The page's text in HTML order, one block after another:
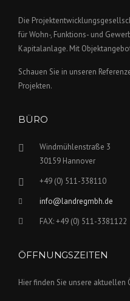
Die
für Wohn-, Funktions- und
Kapitalanlage. Mit
Schauen Sie in unseren
Projekten.
BÜRO
Windmühlenstraße 3
30159 Hannover
+49 (0) 511-338110
info@landregmbh.de
FAX: +49 (0) 511-3381122
ÖFFNUNGSZEITEN
Hier finden Sie unsere aktuellen